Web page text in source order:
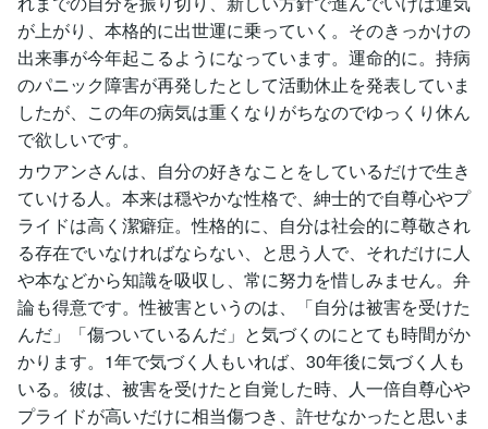
が上がり、本格的に出世運に乗っていく。そのきっかけの
出来事が今年起こるようになっています。運命的に。持病
のパニック障害が再発したとして活動休止を発表していま
したが、この年の病気は重くなりがちなのでゆっくり休ん
で欲しいです。
カウアンさんは、自分の好きなことをしているだけで生き
ていける人。本来は穏やかな性格で、紳士的で自尊心やプ
ライドは高く潔癖症。性格的に、自分は社会的に尊敬され
る存在でいなければならない、と思う人で、それだけに人
や本などから知識を吸収し、常に努力を惜しみません。弁
論も得意です。性被害というのは、「自分は被害を受けた
んだ」「傷ついているんだ」と気づくのにとても時間がか
かります。1年で気づく人もいれば、30年後に気づく人も
いる。彼は、被害を受けたと自覚した時、人一倍自尊心や
プライドが高いだけに相当傷つき、許せなかったと思いま